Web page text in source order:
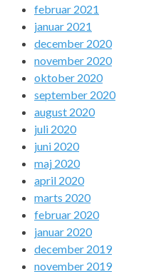
februar 2021
januar 2021
december 2020
november 2020
oktober 2020
september 2020
august 2020
juli 2020
juni 2020
maj 2020
april 2020
marts 2020
februar 2020
januar 2020
december 2019
november 2019